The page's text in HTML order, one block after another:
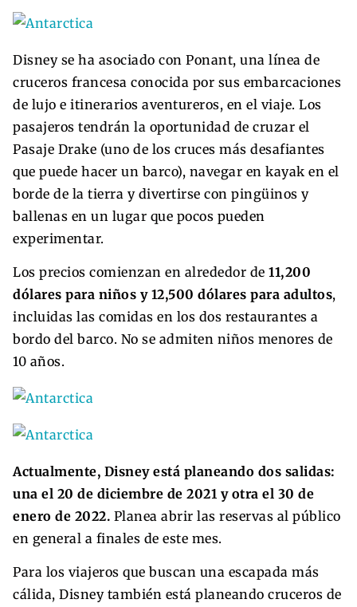
Disney se ha asociado con Ponant, una línea de
cruceros francesa conocida por sus embarcaciones
de lujo e itinerarios aventureros, en el viaje. Los
pasajeros tendrán la oportunidad de cruzar el
Pasaje Drake (uno de los cruces más desafiantes
que puede hacer un barco), navegar en kayak en el
borde de la tierra y divertirse con pingüinos y
ballenas en un lugar que pocos pueden
experimentar.
Los precios comienzan en alrededor de 11,200
dólares para niños y 12,500 dólares para adultos,
incluidas las comidas en los dos restaurantes a
bordo del barco. No se admiten niños menores de
10 años.
Actualmente, Disney está planeando dos salidas:
una el 20 de diciembre de 2021 y otra el 30 de
enero de 2022. Planea abrir las reservas al público
en general a finales de este mes.
Para los viajeros que buscan una escapada más
cálida, Disney también está planeando cruceros de